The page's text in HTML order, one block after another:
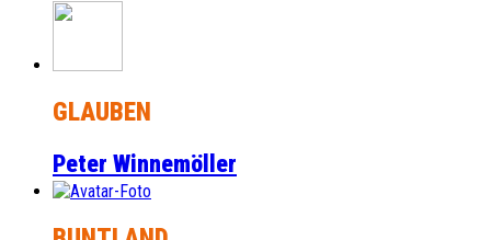
GLAUBEN
Peter Winnemöller